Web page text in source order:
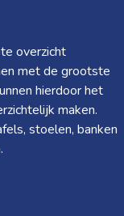
overzicht
met de grootste
hierdoor het
maken.
stoelen, banken